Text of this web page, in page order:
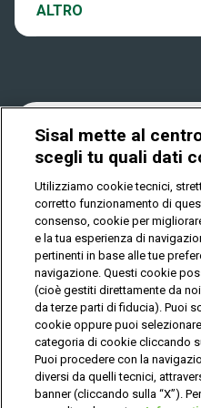
Play Your Date
Dove si gioca
Quanto si vince
Come riscuotere
ALTRO
Notifiche
Cookies
Privacy
IL GIOCO È VIETATO AI
© Copyright Sisal Italia
Privacy
Sisal mette al
scegli tu quali dati
Utilizziamo cookie tecnici,
corretto funzionamento di
consenso, cookie per
e la tua esperienza di
pertinenti in base alle tue
navigazione. Questi cookie
(cioè gestiti direttamente da
da terze parti di fiducia). Puoi
cookie oppure puoi
categoria di cookie cliccando
Puoi procedere con la
diversi da quelli tecnici,
banner (cliccando sulla “X”).